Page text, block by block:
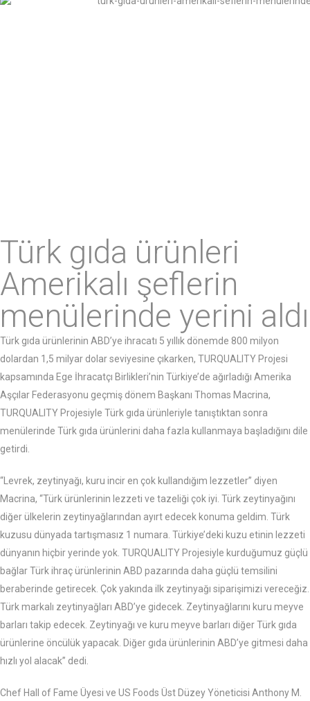
Türk gıda ürünleri
Amerikalı şeflerin
menülerinde yerini aldı
Türk gıda ürünlerinin ABD’ye ihracatı 5 yıllık dönemde 800 milyon
dolardan 1,5 milyar dolar seviyesine çıkarken, TURQUALITY Projesi
kapsamında Ege İhracatçı Birlikleri’nin Türkiye’de ağırladığı Amerika
Aşçılar Federasyonu geçmiş dönem Başkanı Thomas Macrina,
TURQUALITY Projesiyle Türk gıda ürünleriyle tanıştıktan sonra
menülerinde Türk gıda ürünlerini daha fazla kullanmaya başladığını dile
getirdi.
“Levrek, zeytinyağı, kuru incir en çok kullandığım lezzetler” diyen
Macrina, “Türk ürünlerinin lezzeti ve tazeliği çok iyi. Türk zeytinyağını
diğer ülkelerin zeytinyağlarından ayırt edecek konuma geldim. Türk
kuzusu dünyada tartışmasız 1 numara. Türkiye’deki kuzu etinin lezzeti
dünyanın hiçbir yerinde yok. TURQUALITY Projesiyle kurduğumuz güçlü
bağlar Türk ihraç ürünlerinin ABD pazarında daha güçlü temsilini
beraberinde getirecek. Çok yakında ilk zeytinyağı siparişimizi vereceğiz.
Türk markalı zeytinyağları ABD’ye gidecek. Zeytinyağlarını kuru meyve
barları takip edecek. Zeytinyağı ve kuru meyve barları diğer Türk gıda
ürünlerine öncülük yapacak. Diğer gıda ürünlerinin ABD’ye gitmesi daha
hızlı yol alacak” dedi.
Chef Hall of Fame Üyesi ve US Foods Üst Düzey Yöneticisi Anthony M.